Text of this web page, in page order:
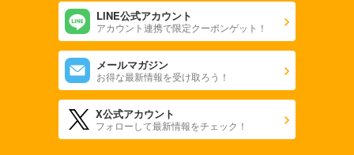
LINE公式アカウント
アカウント連携で限定クーポンゲット！
メールマガジン
お得な最新情報を受け取ろう！
X公式アカウント
フォローして最新情報をチェック！